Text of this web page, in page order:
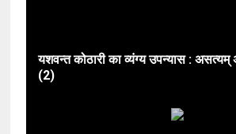
यशवन्त कोठारी का व्यंग्य उपन्यास :
(2)